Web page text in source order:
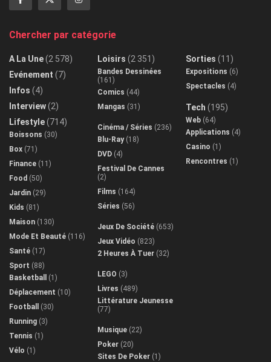
Chercher par catégorie
A La Une(2 578)
Evénement (7)
Infos (4)
Interview(2)
Lifestyle(714)
Boissons (30)
Box (71)
Finance (11)
Food (50)
Jardin (29)
Kids (81)
Maison (130)
Mode Et Beauté (116)
Santé (17)
Sport (88)
Basketball
(1)
Déplacement (10)
Football
(30)
Running (3)
Tennis (1)
Vélo (1)
Loisirs (2 351)
Bandes Dessinées
(161)
Comics (44)
Mangas (31)
Cinéma / Séries (236)
Blu-Ray(18)
DVD (4)
Festival De Cannes
(2)
Films (164)
Séries (56)
Jeux De Société (653)
Jeux Vidéo (823)
2 Heures À Tuer (32)
LEGO (3)
Livres (489)
Littérature Jeunesse
(77)
Musique (22)
Poker (20)
Sites De Poker (1)
Sorties (11)
Expositions (6)
Spectacles (4)
Tech (195)
Web (64)
Applications (4)
Casino (1)
Rencontres (1)